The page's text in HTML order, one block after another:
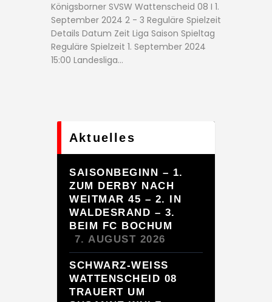
Königsborner SVSW Wattenscheid 08 I 1.
September 2024 2 - 3 Reguläre Spielzeit
Details Datum Zeit Liga Saison Spieltag
Reguläre Spielzeit 1. September 2024
15:00 Landesliga…
Aktuelles
SAISONBEGINN – 1.
ZUM DERBY NACH
WEITMAR 45 – 2. IN
WALDESRAND – 3.
BEIM FC BOCHUM
7. AUGUST 2026
SCHWARZ-WEISS
WATTENSCHEID 08
TRAUERT UM